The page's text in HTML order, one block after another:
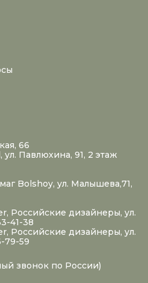
66
ул. Павлюхина, 91, 2 этаж
Bolshoy, ул. Малышева,71,
Российские дизайнеры, ул.
41-38
Российские дизайнеры, ул.
79-59
звонок по России)